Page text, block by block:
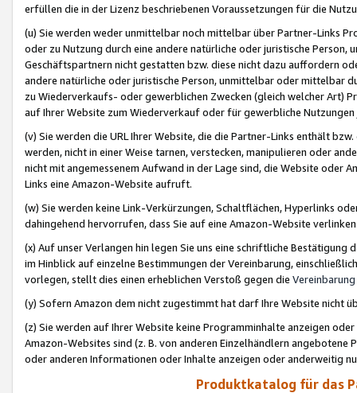
erfüllen die in der Lizenz beschriebenen Voraussetzungen für die
(u) Sie werden weder unmittelbar noch mittelbar über Partner-Links
oder zu Nutzung durch eine andere natürliche oder juristische
Geschäftspartnern nicht gestatten bzw. diese nicht dazu auffordern
andere natürliche oder juristische Person, unmittelbar oder mittelbar
zu Wiederverkaufs- oder gewerblichen Zwecken (gleich welcher Art)
auf Ihrer Website zum Wiederverkauf oder für gewerbliche
(v) Sie werden die URL Ihrer Website, die die Partner-Links enthält
werden, nicht in einer Weise tarnen, verstecken, manipulieren oder
nicht mit angemessenem Aufwand in der Lage sind, die Website oder
Links eine Amazon-Website aufruft.
(w) Sie werden keine Link-Verkürzungen, Schaltflächen, Hyperlinks
dahingehend hervorrufen, dass Sie auf eine Amazon-Website
(x) Auf unser Verlangen hin legen Sie uns eine schriftliche
im Hinblick auf einzelne Bestimmungen der Vereinbarung,
vorlegen, stellt dies einen erheblichen Verstoß gegen die Vereinbarung
(y) Sofern Amazon dem nicht zugestimmt hat darf Ihre Website nicht
(z) Sie werden auf Ihrer Website keine Programminhalte anzeigen
Amazon-Websites sind (z. B. von anderen Einzelhändlern
oder anderen Informationen oder Inhalte anzeigen oder anderweitig
Produktkatalog für das